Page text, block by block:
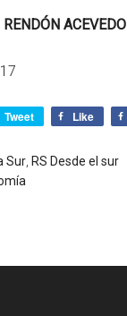
ACEVEDO
Tweet Like
Sur RS Desde el sur